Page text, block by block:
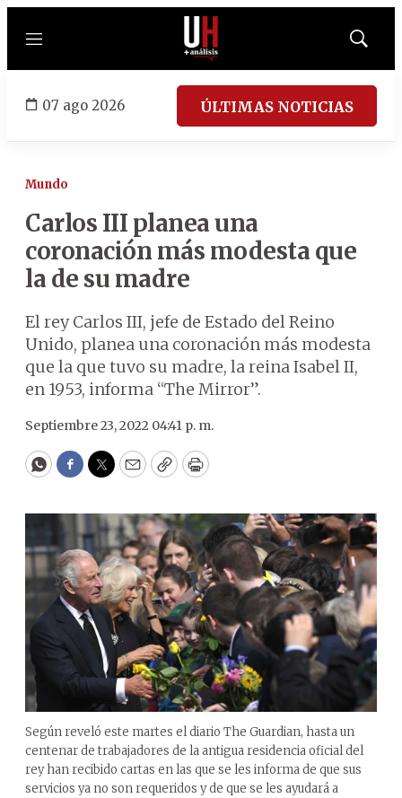
Menú
Mostrar
07 ago 2026 ÚLTIMAS NOTICIAS
Mundo
Carlos III planea una
coronación más modesta que
la de su madre
El rey Carlos III, jefe de Estado del Reino
Unido, planea una coronación más modesta
que la que tuvo su madre, la reina Isabel II,
en 1953, informa “The Mirror”.
Septiembre 23, 2022 04:41 p. m.
WhatsApp
Facebook
Twitter
EmailCopyPrint
Según reveló este martes el diario The Guardian, hasta un
centenar de trabajadores de la antigua residencia oficial del
rey han recibido cartas en las que se les informa de que sus
servicios ya no son requeridos y de que se les ayudará a